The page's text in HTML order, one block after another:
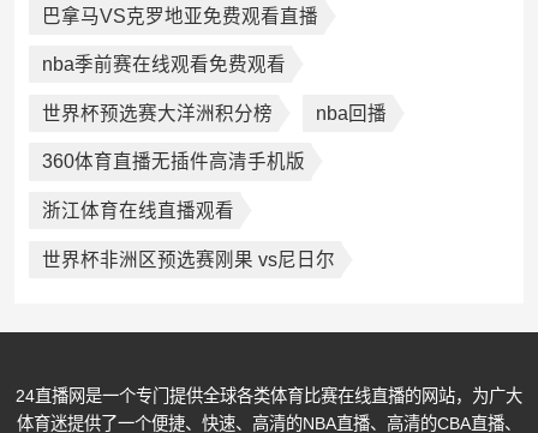
巴拿马VS克罗地亚免费观看直播
nba季前赛在线观看免费观看
世界杯预选赛大洋洲积分榜 nba回播
360体育直播无插件高清手机版
浙江体育在线直播观看
世界杯非洲区预选赛刚果 vs尼日尔
24直播网是一个专门提供全球各类体育比赛在线直播的网站，为广大
体育迷提供了一个便捷、快速、高清的NBA直播、高清的CBA直播、